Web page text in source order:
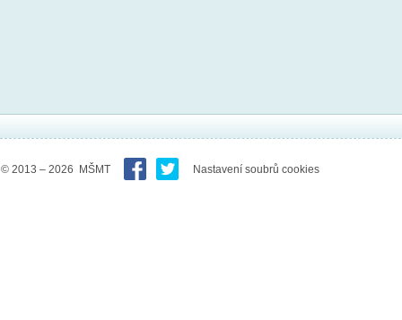
© 2013 – 2026 MŠMT Nastavení soubrů cookies